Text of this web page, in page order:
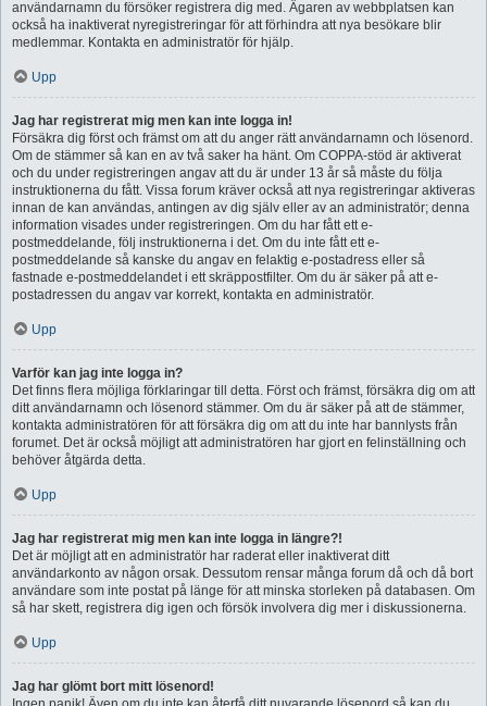
användarnamn du försöker registrera dig med. Ägaren av webbplatsen kan
också ha inaktiverat nyregistreringar för att förhindra att nya besökare blir
medlemmar. Kontakta en administratör för hjälp.
Upp
Jag har registrerat mig men kan inte logga in!
Försäkra dig först och främst om att du anger rätt användarnamn och lösenord.
Om de stämmer så kan en av två saker ha hänt. Om COPPA-stöd är aktiverat
och du under registreringen angav att du är under 13 år så måste du följa
instruktionerna du fått. Vissa forum kräver också att nya registreringar aktiveras
innan de kan användas, antingen av dig själv eller av an administratör; denna
information visades under registreringen. Om du har fått ett e-
postmeddelande, följ instruktionerna i det. Om du inte fått ett e-
postmeddelande så kanske du angav en felaktig e-postadress eller så
fastnade e-postmeddelandet i ett skräppostfilter. Om du är säker på att e-
postadressen du angav var korrekt, kontakta en administratör.
Upp
Varför kan jag inte logga in?
Det finns flera möjliga förklaringar till detta. Först och främst, försäkra dig om att
ditt användarnamn och lösenord stämmer. Om du är säker på att de stämmer,
kontakta administratören för att försäkra dig om att du inte har bannlysts från
forumet. Det är också möjligt att administratören har gjort en felinställning och
behöver åtgärda detta.
Upp
Jag har registrerat mig men kan inte logga in längre?!
Det är möjligt att en administratör har raderat eller inaktiverat ditt
användarkonto av någon orsak. Dessutom rensar många forum då och då bort
användare som inte postat på länge för att minska storleken på databasen. Om
så har skett, registrera dig igen och försök involvera dig mer i diskussionerna.
Upp
Jag har glömt bort mitt lösenord!